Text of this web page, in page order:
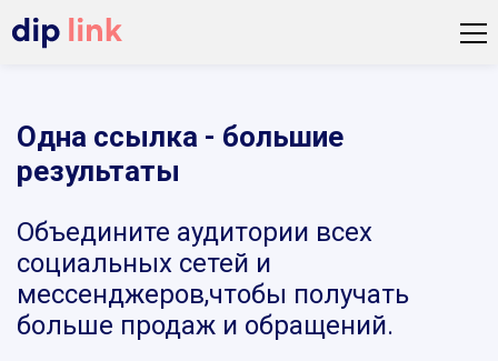
Одна ссылка - большие
результаты
Объедините аудитории всех
социальных сетей и
мессенджеров,чтобы получать
больше продаж и обращений.